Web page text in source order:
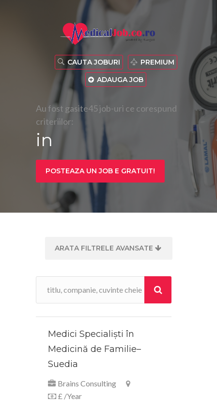
CAUTA JOBURI
PREMIUM
ADAUGA JOB
Au fost gasite45 job-uri ce corespund
criteriilor:
in
POSTEAZA UN JOB E GRATUIT!
ARATA FILTRELE AVANSATE
Medici Specialiști în
Medicină de Familie–
Suedia
Brains Consulting
£ /Year